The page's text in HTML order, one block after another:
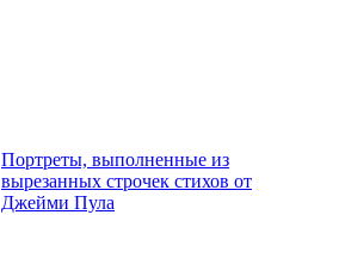
Портреты, выполненные из
вырезанных строчек стихов от
Джейми Пула